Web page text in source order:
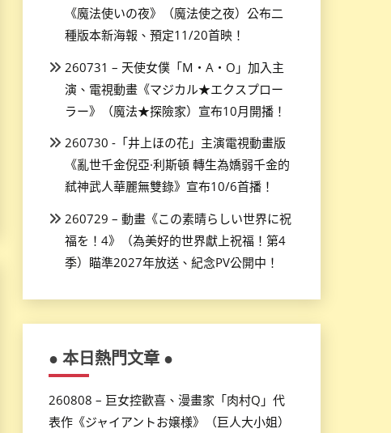
《魔法使いの夜》（魔法使之夜）公布二
種版本新海報、預定11/20首映！
260731 – 天使女僕「M・A・O」加入主
演、電視動畫《マジカル★エクスプロー
ラー》（魔法★探險家）宣布10月開播！
260730 -「井上ほの花」主演電視動畫版
《亂世千金倪亞·利斯頓 轉生為嬌弱千金的
弒神武人華麗無雙錄》宣布10/6首播！
260729 – 動畫《この素晴らしい世界に祝
福を！4》（為美好的世界獻上祝福！第4
季）瞄準2027年放送、紀念PV公開中！
● 本日熱門文章 ●
260808 – 巨女控歡喜、漫畫家「肉村Q」代
表作《ジャイアントお嬢様》（巨人大小姐）